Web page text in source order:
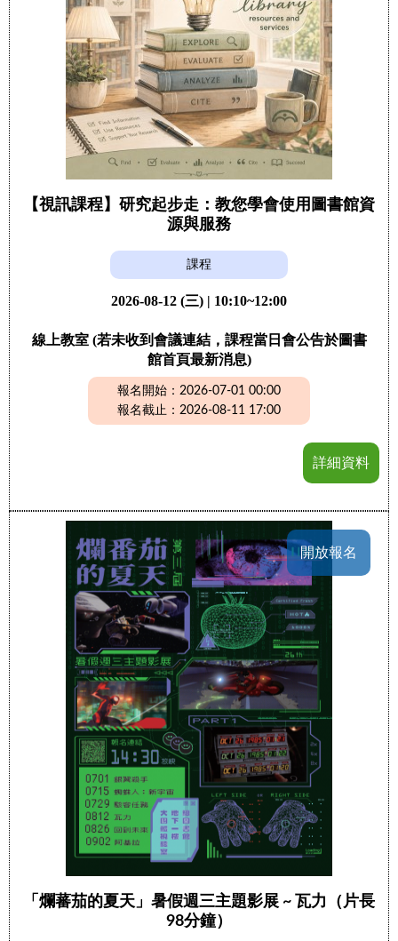
【視訊課程】研究起步走：教您學會使用圖書館資
源與服務
課程
2026-08-12 (三) | 10:10~12:00
線上教室 (若未收到會議連結，課程當日會公告於圖書
館首頁最新消息)
報名開始：2026-07-01 00:00
報名截止：2026-08-11 17:00
詳細資料
開放報名
「爛蕃茄的夏天」暑假週三主題影展 ~ 瓦力（片長
98分鐘）